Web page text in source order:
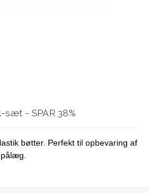
sæt - SPAR 38%
bøtter. Perfekt til opbevaring af